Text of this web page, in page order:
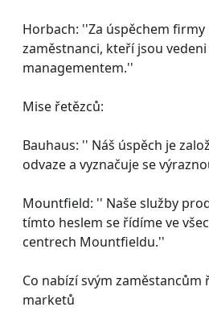
Horbach: ''Za úspěchem firmy
zaměstnanci, kteří jsou
managementem.''
Mise řetězců:
Bauhaus: '' Náš úspěch je
odvaze a vyznačuje se
Mountfield: '' Naše služby
tímto heslem se řídíme ve
centrech Mountfieldu.''
Co nabízí svým zaměstancům
marketů